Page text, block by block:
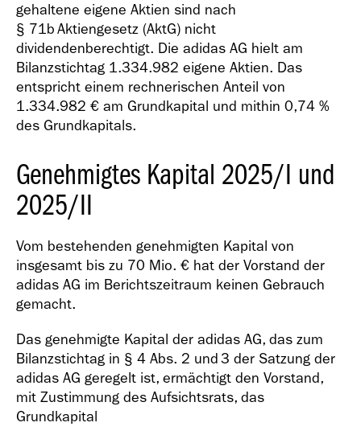
Geschäfts­bericht
2020
Geschäfts­bericht
2019
2018
gehaltene eigene Aktien sind nach
§ 71b Aktiengesetz (AktG) nicht
dividendenberechtigt. Die adidas AG hielt am
Bilanzstichtag 1.334.982 eigene Aktien. Das
entspricht einem rechnerischen Anteil von
1.334.982 € am Grundkapital und mithin 0,74 %
des Grundkapitals.
Genehmigtes Kapital 2025/I und
2025/II
Vom bestehenden genehmigten Kapital von
insgesamt bis zu 70 Mio. € hat der Vorstand der
adidas AG im Berichtszeitraum keinen Gebrauch
gemacht.
Das genehmigte Kapital der adidas AG, das zum
Bilanzstichtag in § 4 Abs. 2 und 3 der Satzung der
adidas AG geregelt ist, ermächtigt den Vorstand,
mit Zustimmung des Aufsichtsrats, das
Grundkapital